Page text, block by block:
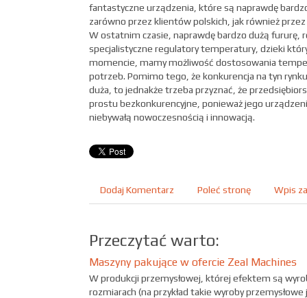
fantastyczne urządzenia, które są naprawdę
zarówno przez klientów polskich, jak również
W ostatnim czasie, naprawdę bardzo dużą fururę,
specjalistyczne regulatory temperatury, dzieki
momencie, mamy możliwość dostosowania
potrzeb. Pomimo tego, że konkurencja na tyn
duża, to jednakże trzeba przyznać, że
prostu bezkonkurencyjne, ponieważ jego
niebywałą nowoczesnością i innowacją.
Dodaj Komentarz Poleć stronę Wpis
Przeczytać warto:
Maszyny pakujące w ofercie Zeal Machines
W produkcji przemysłowej, której efektem są
rozmiarach (na przykład takie wyroby